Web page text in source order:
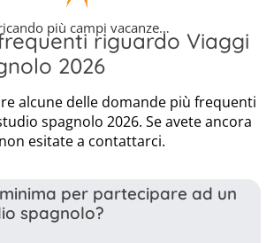
più campi vacanze…
riguardo Viaggi
2026
alcune delle domande più frequenti
spagnolo 2026. Se avete ancora
esitate a contattarci.
per partecipare ad un
spagnolo?